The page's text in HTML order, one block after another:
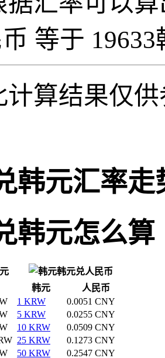
等于
计算结果仅
韩元汇率走
韩元怎么算
韩元兑人民币
韩元
人民币
1 KRW
0.0051 CNY
5 KRW
0.0255 CNY
10 KRW
0.0509 CNY
25 KRW
0.1273 CNY
50 KRW
0.2547 CNY